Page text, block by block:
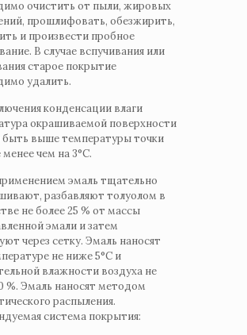
очистить от пыли, жировых
прошлифовать, обезжирить,
и произвести пробное
В случае вспучивания или
старое покрытие
удалить.
конденсации влаги
окрашиваемой поверхности
выше температуры точки
чем на 3°С.
эмаль тщательно
разбавляют толуолом в
не более 25 % от массы
эмали и затем
через сетку. Эмаль наносят
не ниже 5°С и
влажности воздуха не
%. Эмаль наносят методом
распыления.
система покрытия: